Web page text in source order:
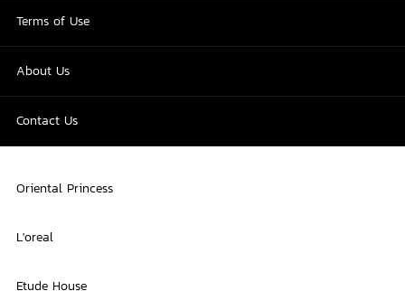
Terms of Use
About Us
Contact Us
Oriental Princess
L'oreal
Etude House